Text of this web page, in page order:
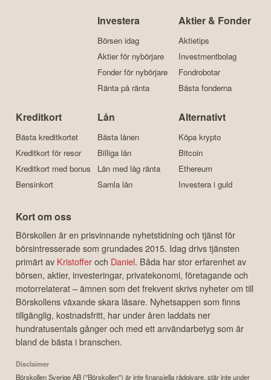
Investera
Börsen idag
Aktier för nybörjare
Fonder för nybörjare
Ränta på ränta
Aktier & Fonder
Aktietips
Investmentbolag
Fondrobotar
Bästa fonderna
Kreditkort
Bästa kreditkortet
Kreditkort för resor
Kreditkort med bonus
Bensinkort
Lån
Bästa lånen
Billiga lån
Lån med låg ränta
Samla lån
Alternativt
Köpa krypto
Bitcoin
Ethereum
Investera i guld
Kort om oss
Börskollen är en prisvinnande nyhetstidning och tjänst för
börsintresserade som grundades 2015. Idag drivs tjänsten
primärt av Kristofferoch Daniel. Båda har stor erfarenhet av
börsen, aktier, investeringar, privatekonomi, företagande och
motorrelaterat – ämnen som det frekvent skrivs nyheter om till
Börskollens växande skara läsare. Nyhetsappen som finns
tillgänglig, kostnadsfritt, har under åren laddats ner
hundratusentals gånger och med ett användarbetyg som är
bland de bästa i branschen.
Disclaimer
Börskollen Sverige AB ("Börskollen") är inte finansiella rådgivare, står inte under